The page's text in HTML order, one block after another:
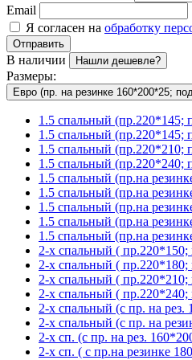
Email
Я согласен на обработку
Отправить
В наличии Нашли дешевле?
Размеры:
Евро (пр. на резинке 160*200*25;
1.5 спальный (пр.220*145;
1.5 спальный (пр.220*145;
1.5 спальный (пр.220*210;
1.5 спальный (пр.220*240;
1.5 спальный (пр.на
1.5 спальный (пр.на
1.5 спальный (пр.на
1.5 спальный (пр.на
1.5 спальный (пр.на
2-х спальный (
2-х спальный (
2-х спальный (
2-х спальный (
2-х спальный (с пр. на
2-х спальный (с пр. на
2-х сп. (с пр. на рез.
2-х сп. ( с пр.на резинке